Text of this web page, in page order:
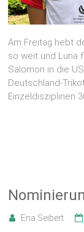
Am Freitag hebt
so weit und Luna
Salomon in die
Deutschland-
Einzeldisziplinen
Ena Seibert